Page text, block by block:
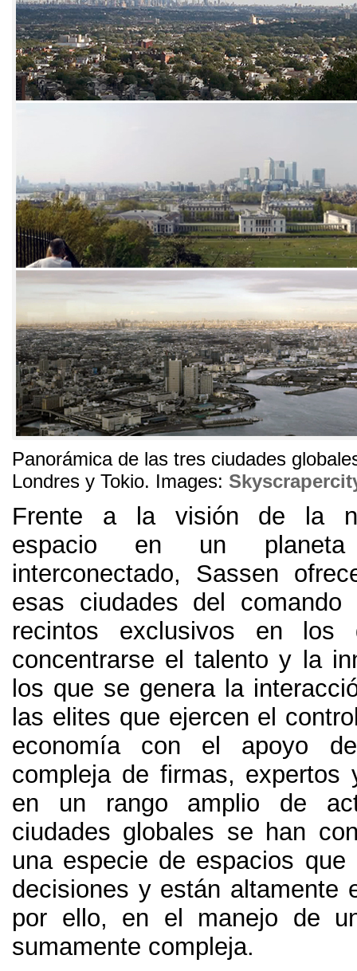
Panorámica de las tres ciudades
Londres y Tokio. Images:
Frente a la visión de la
espacio en un planeta
interconectado, Sassen
esas ciudades del comando
recintos exclusivos en los
concentrarse el talento y la
los que se genera la
las elites que ejercen el
economía con el apoyo
compleja de firmas, expertos
en un rango amplio de
ciudades globales se han
una especie de espacios que
decisiones y están altamente
por ello, en el manejo de
sumamente compleja.